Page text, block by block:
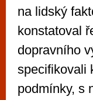
na lidský
konstatoval
dopravního
specifikovali
podmínky, s